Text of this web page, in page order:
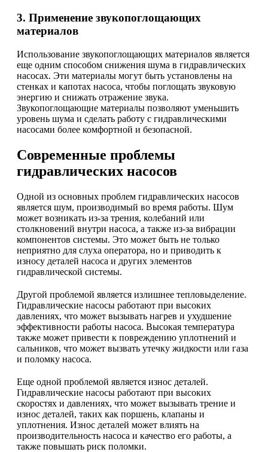
3. Применение звукопоглощающих
материалов
Использование звукопоглощающих материалов является
еще одним способом снижения шума в гидравлических
насосах. Эти материалы могут быть установлены на
стенках и капотах насоса, чтобы поглощать звуковую
энергию и снижать отражение звука.
Звукопоглощающие материалы позволяют уменьшить
уровень шума и сделать работу с гидравлическими
насосами более комфортной и безопасной.
Современные проблемы
гидравлических насосов
Одной из основных проблем гидравлических насосов
является шум, производимый во время работы. Шум
может возникать из-за трения, колебаний или
столкновений внутри насоса, а также из-за вибрации
компонентов системы. Это может быть не только
неприятно для слуха оператора, но и приводить к
износу деталей насоса и других элементов
гидравлической системы.
Другой проблемой является излишнее тепловыделение.
Гидравлические насосы работают при высоких
давлениях, что может вызывать нагрев и ухудшение
эффективности работы насоса. Высокая температура
также может привести к повреждению уплотнений и
сальников, что может вызвать утечку жидкости или газа
и поломку насоса.
Еще одной проблемой является износ деталей.
Гидравлические насосы работают при высоких
скоростях и давлениях, что может вызывать трение и
износ деталей, таких как поршень, клапаны и
уплотнения. Износ деталей может влиять на
производительность насоса и качество его работы, а
также повышать риск поломки.